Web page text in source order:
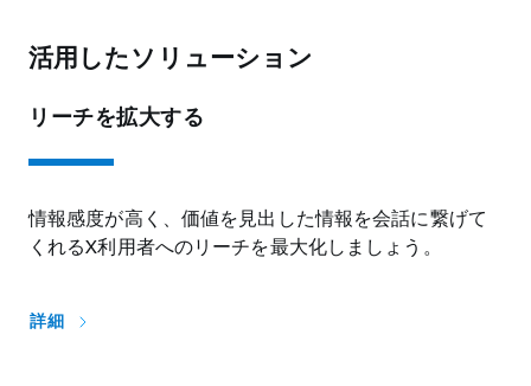
活用したソリューション
リーチを拡大する
情報感度が高く、価値を見出した情報を会話に繋げて
くれるX利用者へのリーチを最大化しましょう。
詳細